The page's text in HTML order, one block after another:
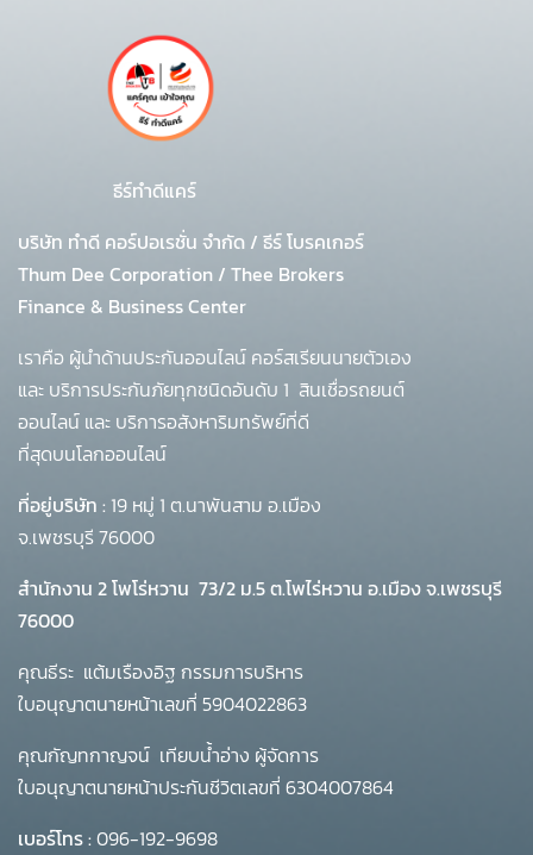
ธีร์ทำดีแคร์
บริษัท ทำดี คอร์ปอเรชั่น จำกัด / ธีร์ โบรคเกอร์
Thum Dee Corporation / Thee Brokers
Finance & Business Center
เราคือ ผู้นำด้านประกันออนไลน์ คอร์สเรียนนายตัวเอง
และ บริการประกันภัยทุกชนิดอันดับ 1 สินเชื่อรถยนต์
ออนไลน์ และ บริการอสังหาริมทรัพย์ที่ดี
ที่สุดบนโลกออนไลน์
ที่อยู่บริษัท : 19 หมู่ 1 ต.นาพันสาม อ.เมือง
จ.เพชรบุรี 76000
สำนักงาน 2 โพโร่หวาน 73/2 ม.5 ต.โพไร่หวาน อ.เมือง จ.เพชรบุรี
76000
คุณธีระ แต้มเรืองอิฐ กรรมการบริหาร
ใบอนุญาตนายหน้าเลขที่ 5904022863
คุณกัญทกาญจน์ เทียบน้ำอ่าง ผู้จัดการ
ใบอนุญาตนายหน้าประกันชีวิตเลขที่ 6304007864
เบอร์โทร :096-192-9698